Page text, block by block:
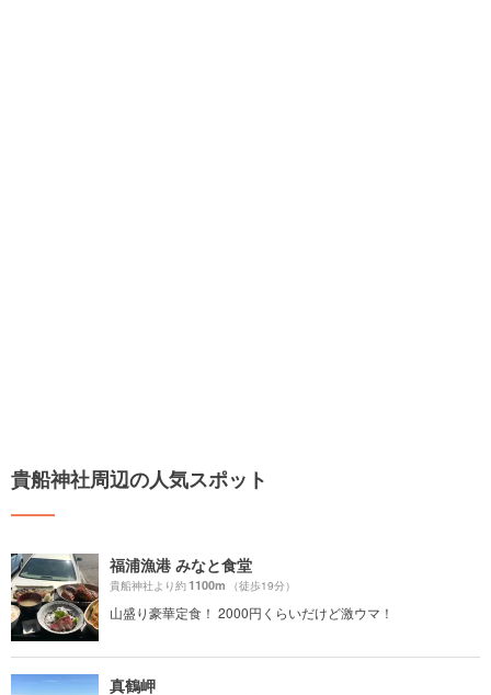
貴船神社周辺の人気スポット
福浦漁港 みなと食堂
貴船神社より約1100m （徒歩19分）
山盛り豪華定食！ 2000円くらいだけど激ウマ！
真鶴岬